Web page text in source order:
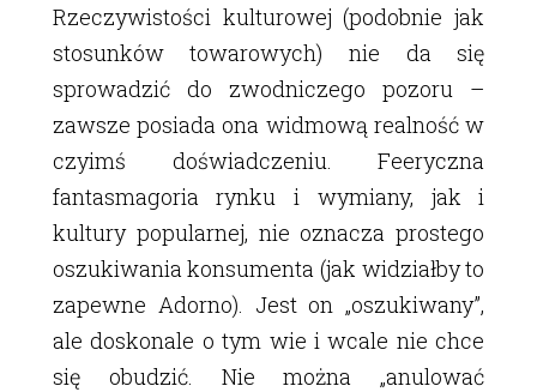
Rzeczywistości kulturowej (podobnie jak
stosunków towarowych) nie da się
sprowadzić do zwodniczego pozoru –
zawsze posiada ona widmową realność w
czyimś doświadczeniu. Feeryczna
fantasmagoria rynku i wymiany, jak i
kultury popularnej, nie oznacza prostego
oszukiwania konsumenta (jak widziałby to
zapewne Adorno). Jest on „oszukiwany”,
ale doskonale o tym wie i wcale nie chce
się obudzić. Nie można „anulować